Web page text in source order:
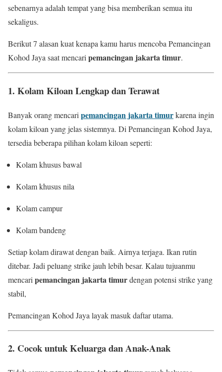
sebenarnya adalah tempat yang bisa memberikan semua itu
sekaligus.
Berikut 7 alasan kuat kenapa kamu harus mencoba Pemancingan
Kohod Jaya saat mencaripemancingan jakarta timur.
1. Kolam Kiloan Lengkap dan Terawat
Banyak orang mencari pemancingan jakarta timurkarena ingin
kolam kiloan yang jelas sistemnya. Di Pemancingan Kohod Jaya,
tersedia beberapa pilihan kolam kiloan seperti:
Kolam khusus bawal
Kolam khusus nila
Kolam campur
Kolam bandeng
Setiap kolam dirawat dengan baik. Airnya terjaga. Ikan rutin
ditebar. Jadi peluang strike jauh lebih besar. Kalau tujuanmu
mencari pemancingan jakarta timurdengan potensi strike yang
stabil,
Pemancingan Kohod Jaya layak masuk daftar utama.
2. Cocok untuk Keluarga dan Anak-Anak